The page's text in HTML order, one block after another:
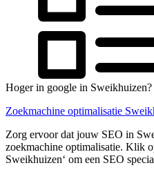
Hoger in google in Sweikhuizen?
Zoekmachine optimalisatie
Zorg ervoor dat jouw SEO in
zoekmachine optimalisatie. Klik
Sweikhuizen‘ om een SEO